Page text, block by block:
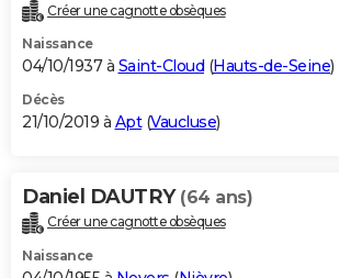
Créer une cagnotte obsèques
Naissance
04/10/1937 à Saint-Cloud (Hauts-de-Seine)
Décès
21/10/2019 à Apt(Vaucluse)
Daniel DAUTRY (64 ans)
Créer une cagnotte obsèques
Naissance